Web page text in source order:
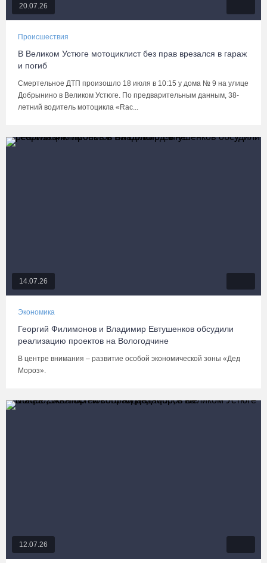
20.07.26
Происшествия
В Великом Устюге мотоциклист без прав врезался в гараж
и погиб
Смертельное ДТП произошло 18 июля в 10:15 у дома № 9 на улице
Добрынино в Великом Устюге. По предварительным данным, 38-
летний водитель мотоцикла «Rac...
14.07.26
Экономика
Георгий Филимонов и Владимир Евтушенков обсудили
реализацию проектов на Вологодчине
В центре внимания – развитие особой экономической зоны «Дед
Мороз».
12.07.26